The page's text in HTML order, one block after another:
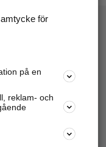
mm.
företaget
för
på en
reklam- och